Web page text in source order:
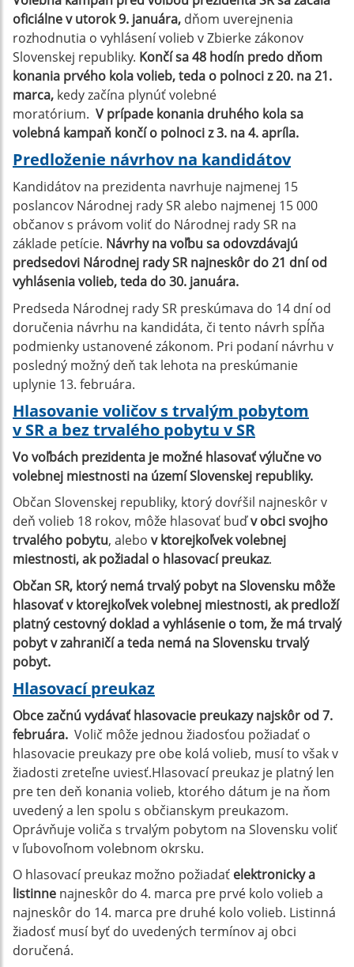
oficiálne v utorok 9. januára, dňom uverejnenia
rozhodnutia o vyhlásení volieb v Zbierke zákonov
Slovenskej republiky. Končí sa 48 hodín predo dňom
konania prvého kola volieb, teda o polnoci z 20. na 21.
marca, kedy začína plynúť volebné
moratórium. V prípade konania druhého kola sa
volebná kampaň končí o polnoci z 3. na 4. apríla.
Predloženie návrhov na kandidátov
Kandidátov na prezidenta navrhuje najmenej 15
poslancov Národnej rady SR alebo najmenej 15 000
občanov s právom voliť do Národnej rady SR na
základe petície. Návrhy na voľbu sa odovzdávajú
predsedovi Národnej rady SR najneskôr do 21 dní od
vyhlásenia volieb, teda do 30. januára.
Predseda Národnej rady SR preskúmava do 14 dní od
doručenia návrhu na kandidáta, či tento návrh spĺňa
podmienky ustanovené zákonom. Pri podaní návrhu v
posledný možný deň tak lehota na preskúmanie
uplynie 13. februára.
Hlasovanie voličov s trvalým pobytom
v SR a bez trvalého pobytu v SR
Vo voľbách prezidenta je možné hlasovať výlučne vo
volebnej miestnosti na území Slovenskej republiky.
Občan Slovenskej republiky, ktorý dovŕšil najneskôr v
deň volieb 18 rokov, môže hlasovať buďv obci svojho
trvalého pobytu, alebo v ktorejkoľvek volebnej
miestnosti, ak požiadal o hlasovací preukaz.
Občan SR, ktorý nemá trvalý pobyt na Slovensku môže
hlasovať v ktorejkoľvek volebnej miestnosti, ak predloží
platný cestovný doklad a vyhlásenie o tom, že má trvalý
pobyt v zahraničí a teda nemá na Slovensku trvalý
pobyt.
Hlasovací preukaz
Obce začnú vydávať hlasovacie preukazy najskôr od 7.
februára. Volič môže jednou žiadosťou požiadať o
hlasovacie preukazy pre obe kolá volieb, musí to však v
žiadosti zreteľne uviesť.Hlasovací preukaz je platný len
pre ten deň konania volieb, ktorého dátum je na ňom
uvedený a len spolu s občianskym preukazom.
Oprávňuje voliča s trvalým pobytom na Slovensku voliť
v ľubovoľnom volebnom okrsku.
O hlasovací preukaz možno požiadať elektronicky a
listinne najneskôr do 4. marca pre prvé kolo volieb a
najneskôr do 14. marca pre druhé kolo volieb. Listinná
žiadosť musí byť do uvedených termínov aj obci
doručená.